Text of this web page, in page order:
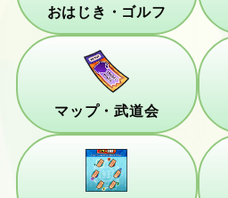
おはじき・ゴルフ
マップ・武道会